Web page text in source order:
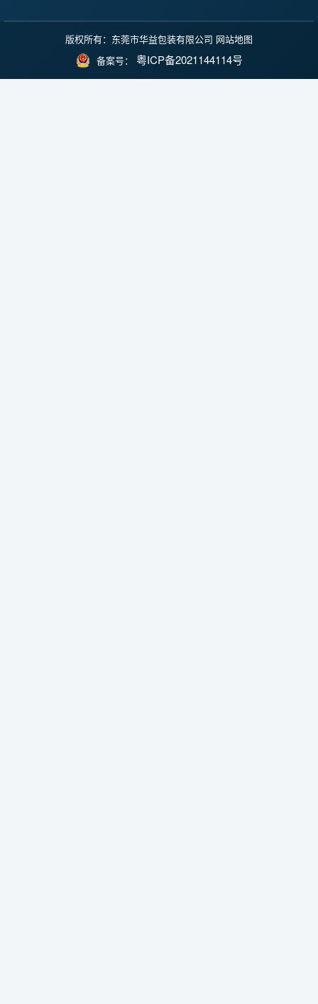
版权所有：东莞市华益包装有限公司 网站地图
备案号： 粤ICP备2021144114号